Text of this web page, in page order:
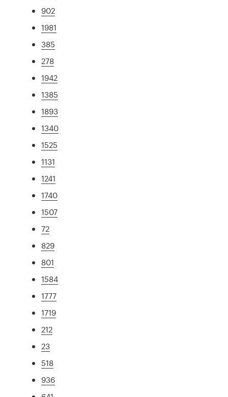
902
1981
385
278
1942
1385
1893
1340
1525
1131
1241
1740
1507
72
829
801
1584
1777
1719
212
23
518
936